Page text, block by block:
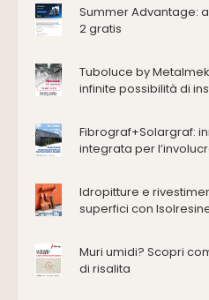
Antincendio e
Attrezzature manuali
Cappe d'aspirazione
Consolidamento
Deumidificazione
Energie rinnovabili
Ferramenta e fissaggi
Impianti idrici e
Impianti termici e
Summer Advantage:
2 gratis
Tuboluce by
infinite possibilità di
Fibrograf+Solargraf:
integrata per
Idropitture e
superfici con
Muri umidi? Scopri
di risalita